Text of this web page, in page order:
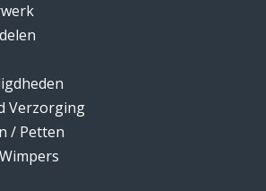
/ Verfschorten
Verzorging
/ Petten